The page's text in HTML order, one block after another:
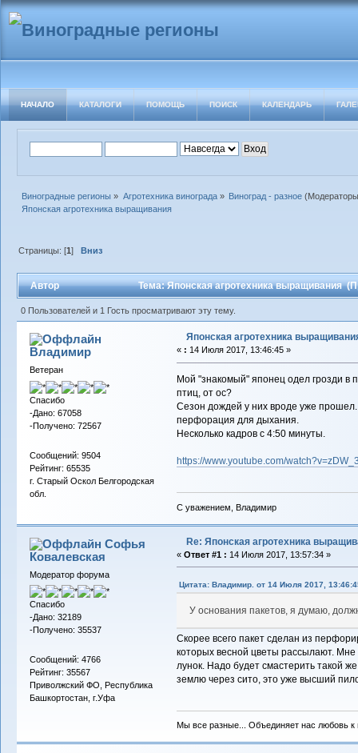
НАЧАЛО КАТАЛОГИ ПОМОЩЬ ПОИСК КАЛЕНДАРЬ
Виноградные регионы » Агротехника винограда» Виноград - разное
Японская агротехника выращивания
Страницы: [1] Вниз
Автор Тема: Японская агротехника выращивания
0 Пользователей и 1 Гость просматривают эту тему.
Владимиp
Ветеран
Спасибо
-Дано: 67058
-Получено: 72567
Сообщений: 9504
Рейтинг: 65535
г. Старый Оскол Белгородская
обл.
Японская агротехника
« : 14 Июля 2017, 13:46:45 »
Мой "знакомый" японец одел грозди в
птиц, от ос?
Сезон дождей у них вроде уже
перфорация для дыхания.
Несколько кадров с 4:50 минуты.
https://www.youtube.com/
С уважением, Владимир
Софья
Ковалевская
Модератор форума
Спасибо
-Дано: 32189
-Получено: 35537
Сообщений: 4766
Рейтинг: 35567
Приволжский ФО, Республика
Башкортостан, г.Уфа
Re: Японская агротехника
« Ответ #1 : 14 Июля 2017, 13:57:34 »
Цитата: Владимир. от 14 Июля 2017,
У основания пакетов, я думаю,
Скорее всего пакет сделан из
которых весной цветы рассылают.
лунок. Надо будет смастерить такой
землю через сито, это уже высший
Мы все разные... Объединяет нас любовь к